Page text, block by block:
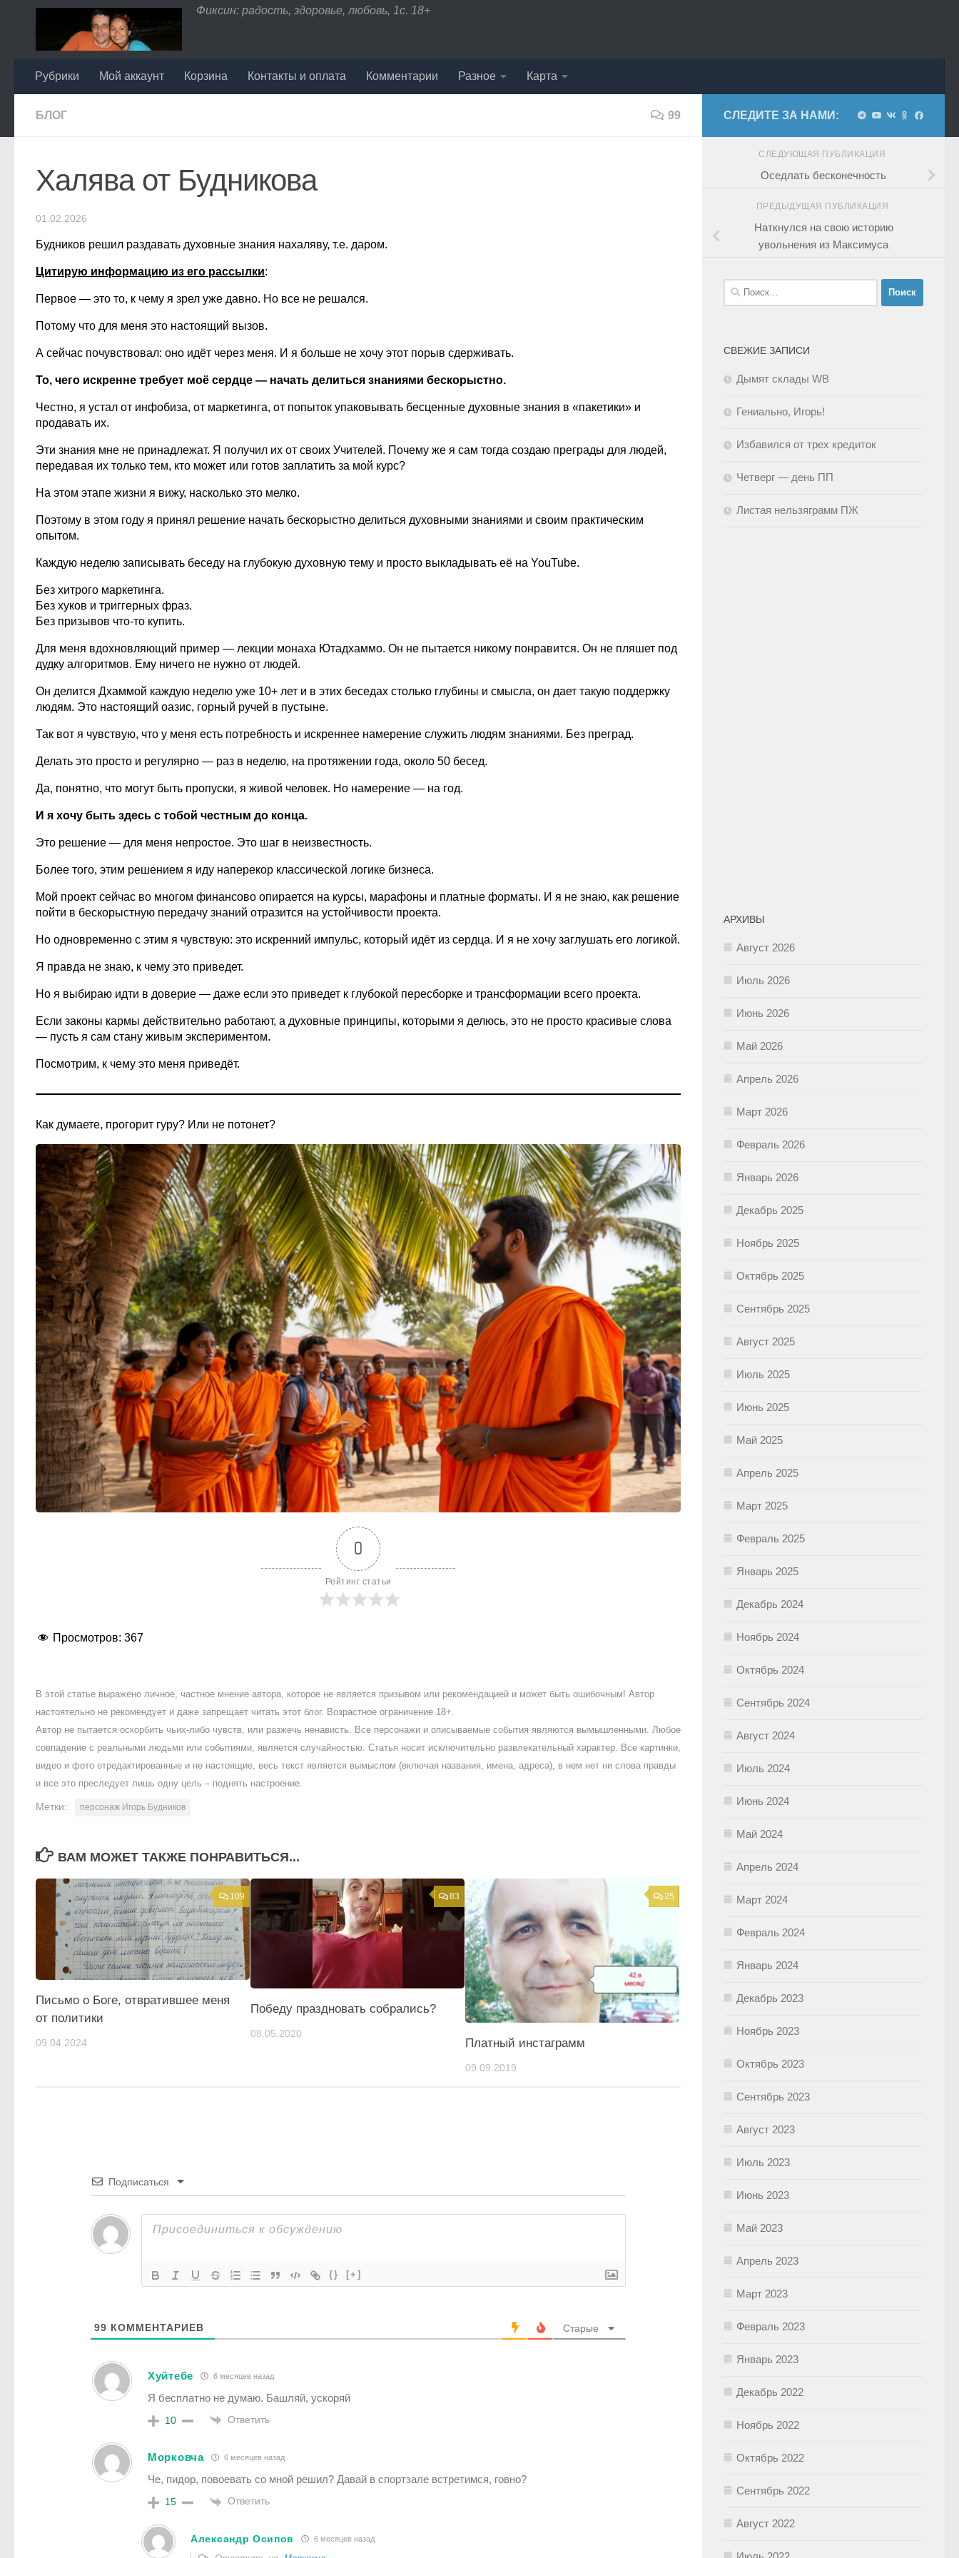
Перейти к содержимому
Фиксин: радость, здоровье, любовь, 1с. 18+
Рубрики Мой аккаунт Корзина Контакты и оплата Комментарии Разное Карта
БЛОГ 99
Халява от Будникова
01.02.2026
Будников решил раздавать духовные знания нахаляву, т.е. даром.
Цитирую информацию из его рассылки:
Первое — это то, к чему я зрел уже давно. Но все не решался.
Потому что для меня это настоящий вызов.
А сейчас почувствовал: оно идёт через меня. И я больше не хочу этот порыв сдерживать.
То, чего искренне требует моё сердце — начать делиться знаниями бескорыстно.
Честно, я устал от инфобиза, от маркетинга, от попыток упаковывать бесценные духовные знания в «пакетики» и
продавать их.
Эти знания мне не принадлежат. Я получил их от своих Учителей. Почему же я сам тогда создаю преграды для людей,
передавая их только тем, кто может или готов заплатить за мой курс?
На этом этапе жизни я вижу, насколько это мелко.
Поэтому в этом году я принял решение начать бескорыстно делиться духовными знаниями и своим практическим
опытом.
Каждую неделю записывать беседу на глубокую духовную тему и просто выкладывать её на YouTube.
Без хитрого маркетинга.
Без хуков и триггерных фраз.
Без призывов что-то купить.
Для меня вдохновляющий пример — лекции монаха Ютадхаммо. Он не пытается никому понравится. Он не пляшет под
дудку алгоритмов. Ему ничего не нужно от людей.
Он делится Дхаммой каждую неделю уже 10+ лет и в этих беседах столько глубины и смысла, он дает такую поддержку
людям. Это настоящий оазис, горный ручей в пустыне.
Так вот я чувствую, что у меня есть потребность и искреннее намерение служить людям знаниями. Без преград.
Делать это просто и регулярно — раз в неделю, на протяжении года, около 50 бесед.
Да, понятно, что могут быть пропуски, я живой человек. Но намерение — на год.
И я хочу быть здесь с тобой честным до конца.
Это решение — для меня непростое. Это шаг в неизвестность.
Более того, этим решением я иду наперекор классической логике бизнеса.
Мой проект сейчас во многом финансово опирается на курсы, марафоны и платные форматы. И я не знаю, как решение
пойти в бескорыстную передачу знаний отразится на устойчивости проекта.
Но одновременно с этим я чувствую: это искренний импульс, который идёт из сердца. И я не хочу заглушать его логикой.
Я правда не знаю, к чему это приведет.
Но я выбираю идти в доверие — даже если это приведет к глубокой пересборке и трансформации всего проекта.
Если законы кармы действительно работают, а духовные принципы, которыми я делюсь, это не просто красивые слова
— пусть я сам стану живым экспериментом.
Посмотрим, к чему это меня приведёт.
Как думаете, прогорит гуру? Или не потонет?
0
Рейтинг статьи
Просмотров: 367
В этой статье выражено личное, частное мнение автора, которое не является призывом или рекомендацией и может быть ошибочным! Автор
настоятельно не рекомендует и даже запрещает читать этот блог. Возрастное ограничение 18+.
Автор не пытается оскорбить чьих-либо чувств, или разжечь ненависть. Все персонажи и описываемые события являются вымышленными. Любое
совпадение с реальными людьми или событиями, является случайностью. Статья носит исключительно развлекательный характер. Все картинки,
видео и фото отредактированные и не настоящие, весь текст является вымыслом (включая названия, имена, адреса), в нем нет ни слова правды
и все это преследует лишь одну цель – поднять настроение.
Метки: персонаж Игорь Будников
ВАМ МОЖЕТ ТАКЖЕ ПОНРАВИТЬСЯ...
109
Письмо о Боге, отвратившее меня
от политики
09.04.2024
83
Победу праздновать собрались?
08.05.2020
25
Платный инстаграмм
09.09.2019
Подписаться
{} [+]
99 КОММЕНТАРИЕВ Старые
Хуйтебе 6 месяцев назад
Я бесплатно не думаю. Башляй, ускоряй
10 Ответить
Мoркoвча 6 месяцев назад
Че, пидор, повоевать со мной решил? Давай в спортзале встретимся, говно?
15 Ответить
Александр Осипов 6 месяцев назад
СЛЕДИТЕ ЗА НАМИ:
СЛЕДУЮЩАЯ ПУБЛИКАЦИЯ
Оседлать бесконечность
ПРЕДЫДУЩАЯ ПУБЛИКАЦИЯ
Наткнулся на свою историю
увольнения из Максимуса
Найти:
СВЕЖИЕ ЗАПИСИ
Дымят склады WB
Гениально, Игорь!
Избавился от трех кредиток
Четверг — день ПП
Листая нельзяграмм ПЖ
АРХИВЫ
Август 2026
Июль 2026
Июнь 2026
Май 2026
Апрель 2026
Март 2026
Февраль 2026
Январь 2026
Декабрь 2025
Ноябрь 2025
Октябрь 2025
Сентябрь 2025
Август 2025
Июль 2025
Июнь 2025
Май 2025
Апрель 2025
Март 2025
Февраль 2025
Январь 2025
Декабрь 2024
Ноябрь 2024
Октябрь 2024
Сентябрь 2024
Август 2024
Июль 2024
Июнь 2024
Май 2024
Апрель 2024
Март 2024
Февраль 2024
Январь 2024
Декабрь 2023
Ноябрь 2023
Октябрь 2023
Сентябрь 2023
Август 2023
Июль 2023
Июнь 2023
Май 2023
Апрель 2023
Март 2023
Февраль 2023
Январь 2023
Декабрь 2022
Ноябрь 2022
Октябрь 2022
Сентябрь 2022
Август 2022